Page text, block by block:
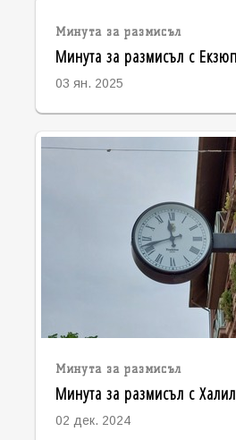
Минута за размисъл
Минута за размисъл с
03 ян. 2025
Минута за размисъл
Минута за размисъл с
02 дек. 2024